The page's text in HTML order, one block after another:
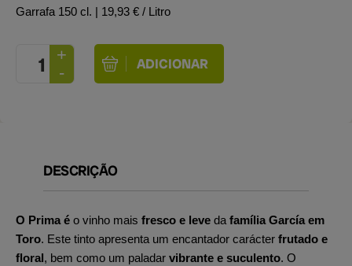
Garrafa 150 cl. | 19,93 € / Litro
DESCRIÇÃO
O Prima é o vinho mais fresco e leve da família García em
Toro. Este tinto apresenta um encantador carácter frutado e
floral, bem como um paladar vibrante e suculento. O